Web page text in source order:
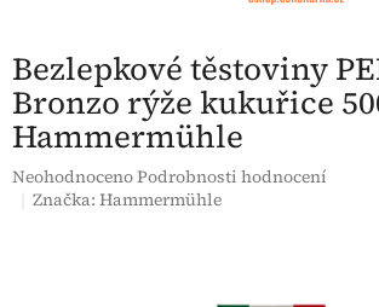
Bezlepkové těstoviny
Bronzo rýže kukuřice
Hammermühle
Průměrné hodnocení produktu je 0,0 z 5
NeohodnocenoPodrobnosti hodnocení
Značka:Hammermühle